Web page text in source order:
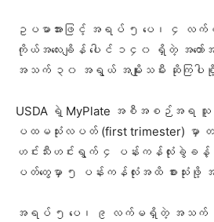
ဥပမာအားဖြင့် အရပ် ၅ ပေ၊ ၄
ကိုယ်အလေးချိန် ပေါင် ၁၄၀ ရှိတဲ့ အတ
အသက် ၃၀ အရွယ် အမျိုးသမီး ဆိုကြပါ
USDA ရဲ့ MyPlate အစီအစဉ်အရ
ပထမသုံးလပတ် (first trimester) မှာ
ဟင်းသီးဟင်းရွက် ၄ ပန်းကန်လုံးခွဲ
ပတ်တွေမှာ ၅ ပန်းကန်လုံးအထိ စားသုံးဖို့ အ
အရပ် ၅ ပေ၊ ၉ လက်မရှိတဲ့ အသ